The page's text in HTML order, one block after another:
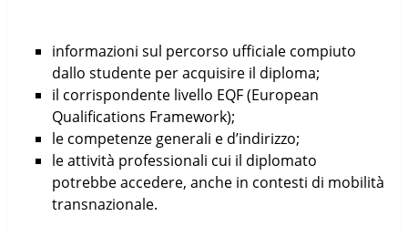
informazioni sul percorso ufficiale compiuto
dallo studente per acquisire il diploma;
il corrispondente livello EQF (European
Qualifications Framework);
le competenze generali e d’indirizzo;
le attività professionali cui il diplomato
potrebbe accedere, anche in contesti di mobilità
transnazionale.